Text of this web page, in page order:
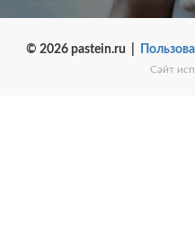
© 2026 pastein.ru |
Сайт